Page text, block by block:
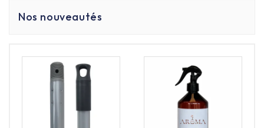
les présentations en triangle ou en rouleau. Pour les
Nos nouveautés